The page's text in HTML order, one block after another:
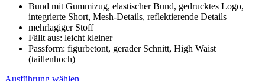
Bund mit Gummizug, elastischer Bund, gedrucktes Logo,
integrierte Short, Mesh-Details, reflektierende Details
mehrlagiger Stoff
Fällt aus: leicht kleiner
Passform: figurbetont, gerader Schnitt, High Waist
(taillenhoch)
Ausführung wählen